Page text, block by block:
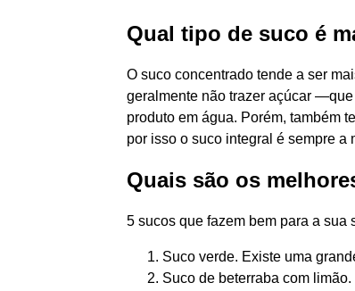
Qual tipo de suco é
O suco concentrado tende a ser
geralmente não trazer açúcar
produto em água. Porém, também
por isso o suco integral é sempre a
Quais são os
5 sucos que fazem bem para a sua
Suco verde. Existe uma
Suco de beterraba com limão.